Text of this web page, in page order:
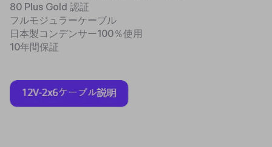
80 Plus Gold 認証
フルモジュラーケーブル
日本製コンデンサー100％使用
10年間保証